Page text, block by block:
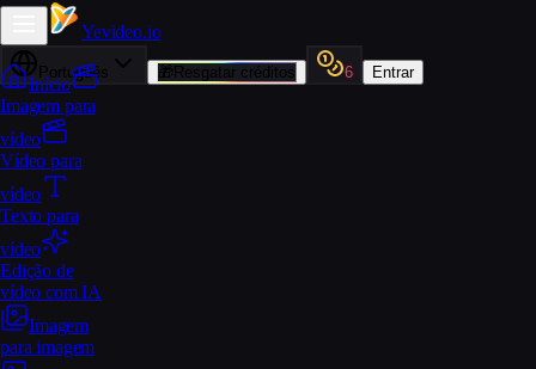
Yevideo.io
Português 🎁Resgatar créditos 6 Entrar
Início
Imagem para
vídeo
Vídeo para
vídeo
Texto para
vídeo
Edição de
vídeo com IA
Imagem
para imagem